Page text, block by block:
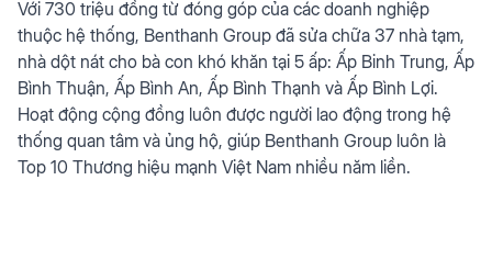
Với 730 triệu đồng từ đóng góp của các doanh nghiệp
thuộc hệ thống, Benthanh Group đã sửa chữa 37 nhà tạm,
nhà dột nát cho bà con khó khăn tại 5 ấp: Ấp Binh Trung, Ấp
Bình Thuận, Ấp Bình An, Ấp Bình Thạnh và Ấp Bình Lợi.
Hoạt động cộng đồng luôn được người lao động trong hệ
thống quan tâm và ủng hộ, giúp Benthanh Group luôn là
Top 10 Thương hiệu mạnh Việt Nam nhiều năm liền.